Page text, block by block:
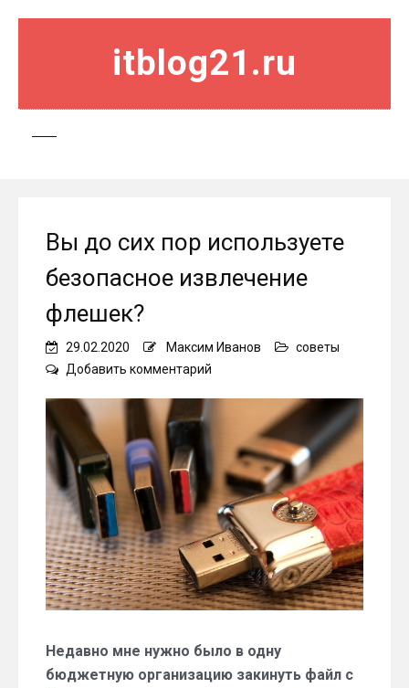
itblog21.ru
Вы до сих пор используете
безопасное извлечение
флешек?
29.02.2020 Максим Иванов
советы
Добавить комментарий
используете
безопасное
извлечение
флешек?
Недавно мне нужно было в одну
бюджетную организацию закинуть файл с